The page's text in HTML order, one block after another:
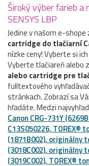
Široký výber farieb a
SENSYS LBP
Jedine v našom e-
cartridge do tlačiarní
nízke ceny! Vyberte si
Vyberte tlačiareň alebo
alebo cartridge pre
fulltextového
stránkach. Zobrazí sa
hľadáte. Medzi
Canon CRG-731Y
C13S050226, TOREX®
(1871B002), originálny
(3018C002), originálny
(3019C002), TOREX®